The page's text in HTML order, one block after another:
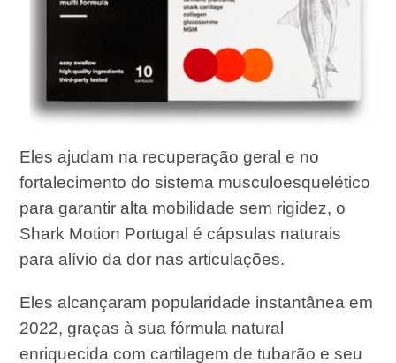
Eles ajudam na recuperação geral e no
fortalecimento do sistema musculoesquelético
para garantir alta mobilidade sem rigidez, o
Shark Motion Portugal é cápsulas naturais
para alívio da dor nas articulações.
Eles alcançaram popularidade instantânea em
2022, graças à sua fórmula natural
enriquecida com cartilagem de tubarão e seu